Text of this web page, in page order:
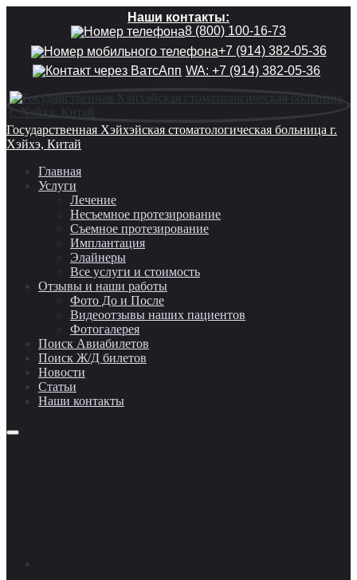
Наши контакты:
8 (800) 100-16-73
+7 (914) 382-05-36
WA: +7 (914) 382-05-36
Государственная Хэйхэйская стоматологическая больница г.
Хэйхэ, Китай
Главная
Услуги
Лечение
Несъемное протезирование
Съемное протезирование
Имплантация
Элайнеры
Все услуги и стоимость
Отзывы и наши работы
Фото До и После
Видеоотзывы наших пациентов
Фотогалерея
Поиск Авиабилетов
Поиск Ж/Д билетов
Новости
Статьи
Наши контакты